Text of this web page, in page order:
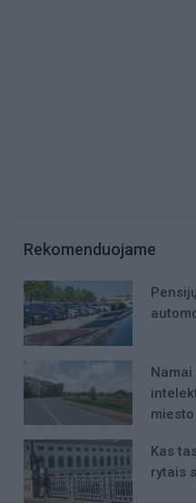
Rekomenduojame
Kas
rytais